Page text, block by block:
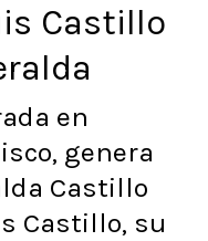
Castillo
en
genera
Castillo
Castillo, su